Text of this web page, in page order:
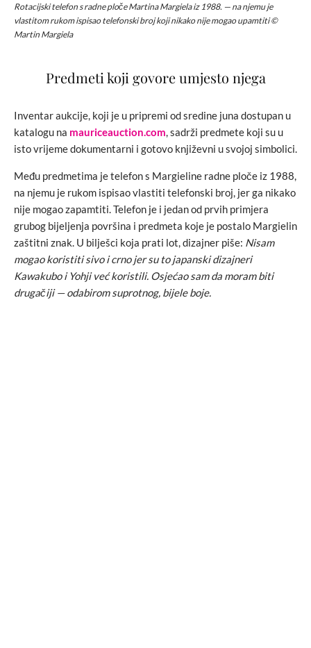
Rotacijski telefon s radne ploče Martina Margiela iz 1988. — na njemu je
vlastitom rukom ispisao telefonski broj koji nikako nije mogao upamtiti ©
Martin Margiela
Predmeti koji govore umjesto njega
Inventar aukcije, koji je u pripremi od sredine juna dostupan u
katalogu na mauriceauction.com , sadrži predmete koji su u
isto vrijeme dokumentarni i gotovo književni u svojoj simbolici.
Među predmetima je telefon s Margieline radne ploče iz 1988,
na njemu je rukom ispisao vlastiti telefonski broj, jer ga nikako
nije mogao zapamtiti. Telefon je i jedan od prvih primjera
grubog bijeljenja površina i predmeta koje je postalo Margielin
zaštitni znak. U bilješci koja prati lot, dizajner piše: Nisam
mogao koristiti sivo i crno jer su to japanski dizajneri
Kawakubo i Yohji već koristili. Osjećao sam da moram biti
drugačiji — odabirom suprotnog, bijele boje.